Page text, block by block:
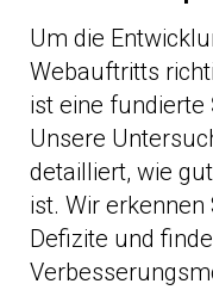
Um die
Webauftritts
ist eine fundierte
Unsere
detailliert, wie
ist. Wir
Defizite und